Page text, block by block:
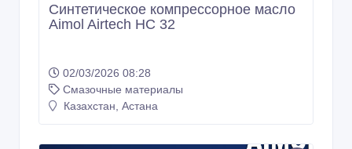
Синтетическое компрессорное масло
Aimol Airtech HC 32
02/03/2026 08:28
Смазочные материалы
Казахстан, Астана